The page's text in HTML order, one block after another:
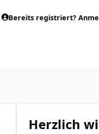
Bereits registriert?
Herzlich